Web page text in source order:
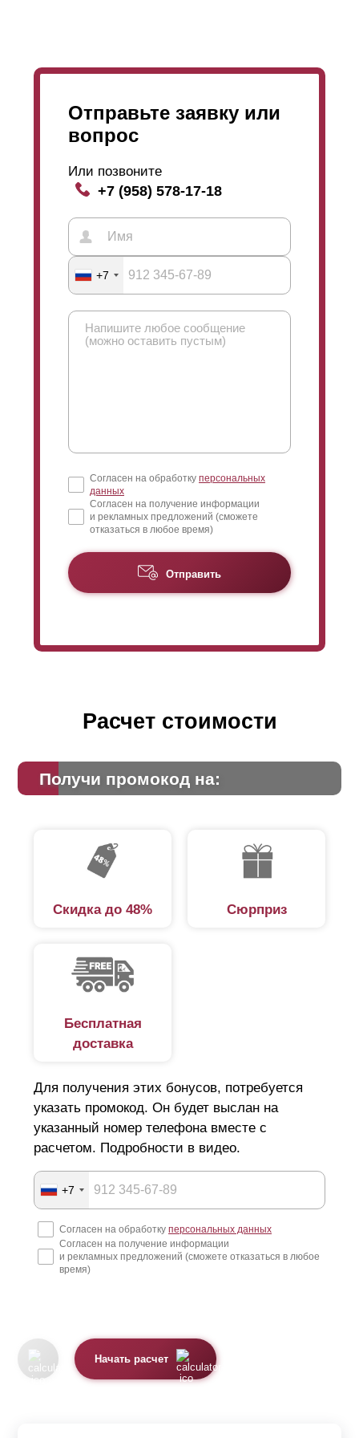
Отправьте заявку или
вопрос
Или позвоните
+7 (958) 578-17-18
+7
Согласен на обработку персональных
данных
Согласен на получение информации
и рекламных предложений (сможете
отказаться в любое время)
Отправить
Расчет стоимости
Получи промокод на:
Скидка до 48% Сюрприз
Бесплатная
доставка
Для получения этих бонусов, потребуется
указать промокод. Он будет выслан на
указанный номер телефона вместе с
расчетом. Подробности в видео.
+7
Согласен на обработку персональных данных
Согласен на получение информации
и рекламных предложений (сможете отказаться в любое
время)
Начать расчет